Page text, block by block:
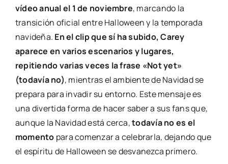
vídeo anual el 1 de noviembre, marcando la
transición oficial entre Halloween y la temporada
navideña. En el clip que sí ha subido, Carey
aparece en varios escenarios y lugares,
repitiendo varias veces la frase «Not yet»
(todavía no), mientras el ambiente de Navidad se
prepara para invadir su entorno. Este mensaje es
una divertida forma de hacer saber a sus fans que,
aunque la Navidad está cerca,todavía no es el
momento para comenzar a celebrarla, dejando que
el espíritu de Halloween se desvanezca primero.